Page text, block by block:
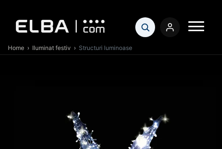
Home › Iluminat festiv › Structuri luminoase